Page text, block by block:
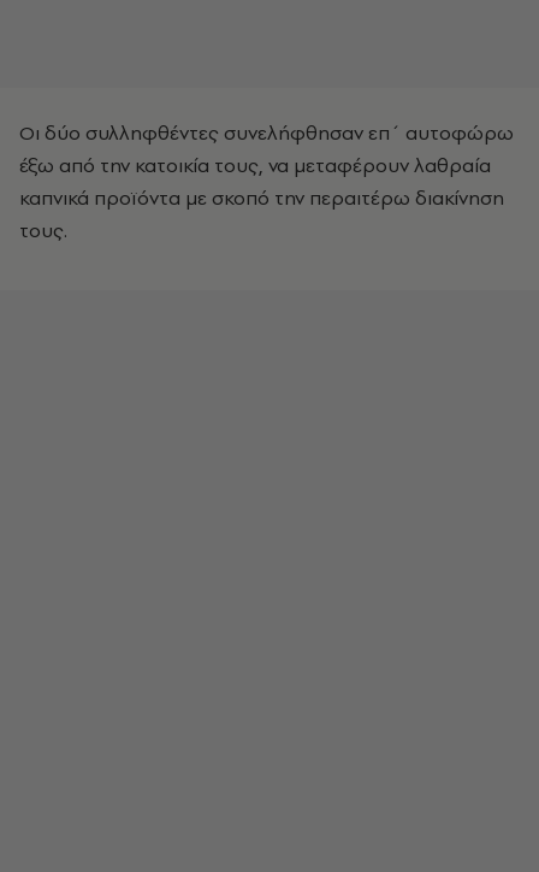
Οι δύο συλληφθέντες συνελήφθησαν επ΄ αυτοφώρω
έξω από την κατοικία τους, να μεταφέρουν λαθραία
καπνικά προϊόντα με σκοπό την περαιτέρω διακίνηση
τους.